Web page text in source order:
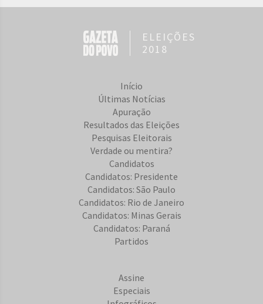
ELEIÇÕES
2018
Início
Últimas Notícias
Apuração
Resultados das Eleições
Pesquisas Eleitorais
Verdade ou mentira?
Candidatos
Candidatos: Presidente
Candidatos: São Paulo
Candidatos: Rio de Janeiro
Candidatos: Minas Gerais
Candidatos: Paraná
Partidos
Assine
Especiais